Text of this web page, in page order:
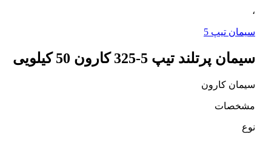
،
سیمان تیپ 5
سیمان پرتلند تیپ 5-325 کارون 50 کیلویی
سیمان کارون
مشخصات
نوع